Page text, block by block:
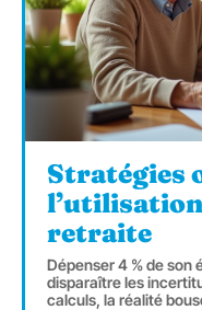
Stratégies
l’utilisation
retraite
Dépenser 4 % de son
disparaître les
calculs, la réalité